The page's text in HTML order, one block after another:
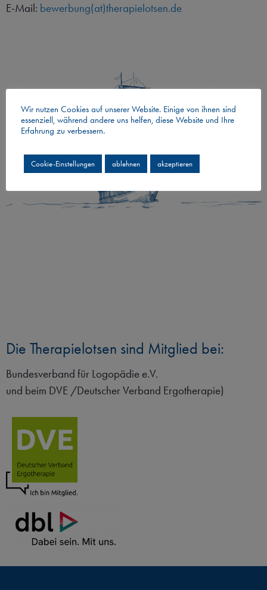
E-Mail: bewerbung(at)therapielotsen.de
Die Therapielotsen sind Mitglied bei:
Bundesverband für Logopädie e.V.
und beim DVE /Deutscher Verband Ergotherapie)
Wir nutzen Cookies auf unserer Website. Einige von ihnen sind
essenziell, während andere uns helfen, diese Website und Ihre
Erfahrung zu verbessern.
Cookie-Einstellungen ablehnen akzeptieren